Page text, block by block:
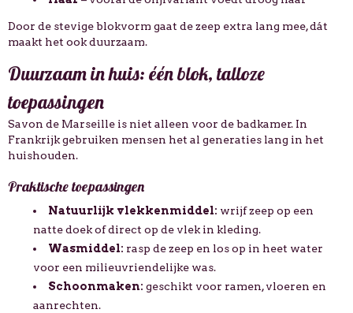
Door de stevige blokvorm gaat de zeep extra lang mee, dát
maakt het ook duurzaam.
Duurzaam in huis: één blok, talloze
toepassingen
Savon de Marseille is niet alleen voor de badkamer. In
Frankrijk gebruiken mensen het al generaties lang in het
huishouden.
Praktische toepassingen
Natuurlijk vlekkenmiddel: wrijf zeep op een
natte doek of direct op de vlek in kleding.
Wasmiddel: rasp de zeep en los op in heet water
voor een milieuvriendelijke was.
Schoonmaken: geschikt voor ramen, vloeren en
aanrechten.